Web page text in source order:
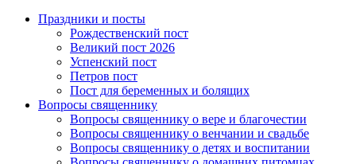
Праздники и посты
Рождественский пост
Великий пост 2026
Успенский пост
Петров пост
Пост для беременных и болящих
Вопросы священнику
Вопросы священнику о вере и благочестии
Вопросы священнику о венчании и свадьбе
Вопросы священнику о детях и воспитании